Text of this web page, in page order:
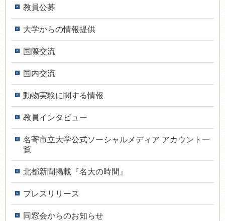
教員公募
大学からの情報提供
国際交流
国内交流
動物実験に関する情報
教員インタ­ビュー
名寄市立大学公式ソーシャルメディア アカウント一
覧
北都新聞掲載『名大の時間』
プレスリリース
同窓会からのお知らせ